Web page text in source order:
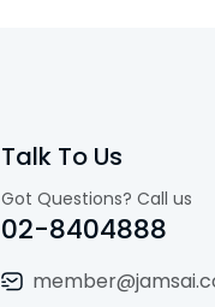
Talk To Us
Got Questions? Call us
02-8404888